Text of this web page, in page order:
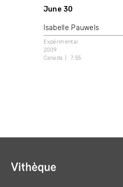
June 30
Isabelle Pauwels
Expérimental
2009
Canada
7:55